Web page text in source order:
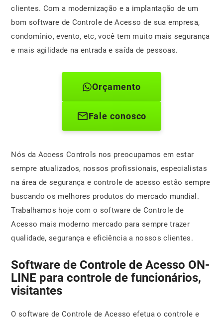
clientes. Com a modernização e a implantação de um
bom software de Controle de Acesso de sua empresa,
condomínio, evento, etc, você tem muito mais segurança
e mais agilidade na entrada e saída de pessoas.
Orçamento
Fale conosco
Nós da Access Controls nos preocupamos em estar
sempre atualizados, nossos profissionais, especialistas
na área de segurança e controle de acesso estão sempre
buscando os melhores produtos do mercado mundial.
Trabalhamos hoje com o software de Controle de
Acesso mais moderno mercado para sempre trazer
qualidade, segurança e eficiência a nossos clientes.
Software de Controle de Acesso ON-
LINE para controle de funcionários,
visitantes
O software de Controle de Acesso efetua o controle e